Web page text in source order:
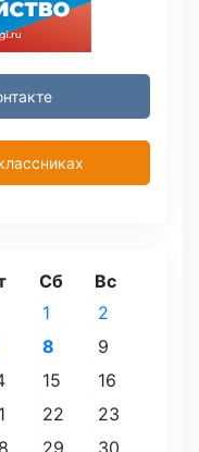
Сб
Вс
1
2
8
9
15
16
22
23
29 30